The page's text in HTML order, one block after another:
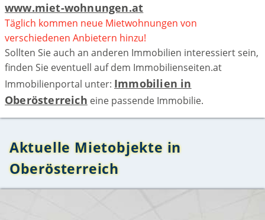
www.miet-wohnungen.at
Täglich kommen neue Mietwohnungen von
verschiedenen Anbietern hinzu!
Sollten Sie auch an anderen Immobilien interessiert sein,
finden Sie eventuell auf dem Immobilienseiten.at
Immobilienportal unter: Immobilien in
Oberösterreich eine passende Immobilie.
Aktuelle Mietobjekte in
Oberösterreich